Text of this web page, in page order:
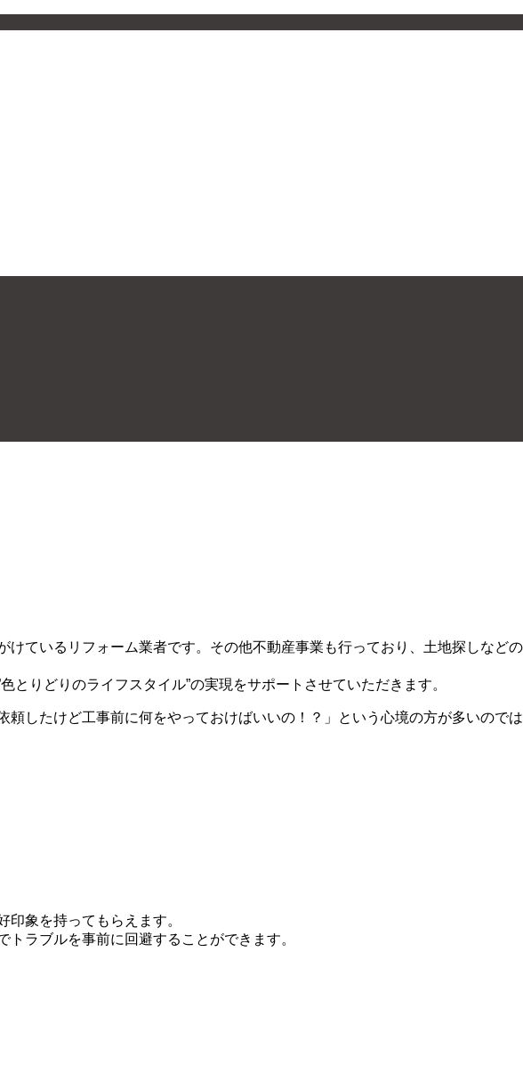
ているリフォーム業者です。その他不動産事業も行っており、土地探しなどの
りどりのライフスタイル”の実現をサポートさせていただきます。
したけど工事前に何をやっておけばいいの！？」という心境の方が多いのでは
象を持ってもらえます。
ラブルを事前に回避することができます。